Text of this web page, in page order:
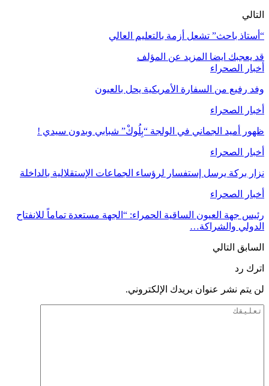
التالي
“أستاذ باحث” تشعل أزمة بالتعليم العالي
قد يعجبك ايضا المزيد عن المؤلف
أخبار الصحراء
وفد رفيع من السفارة الأمريكية يحل بالعيون
أخبار الصحراء
ظهور أميد الجماني في الولجة “بِلُوكْ” شبابي وبدون سيدي !
أخبار الصحراء
نزار بركة يرسل إستفسار لرؤساء الجماعات الإستقلالية بالداخلة
أخبار الصحراء
‎رئيس جهة العيون الساقية الحمراء: “الجهة مستعدة تماماً للانفتاح
الدولي والشراكة…
السابق التالي
اترك رد
لن يتم نشر عنوان بريدك الإلكتروني.